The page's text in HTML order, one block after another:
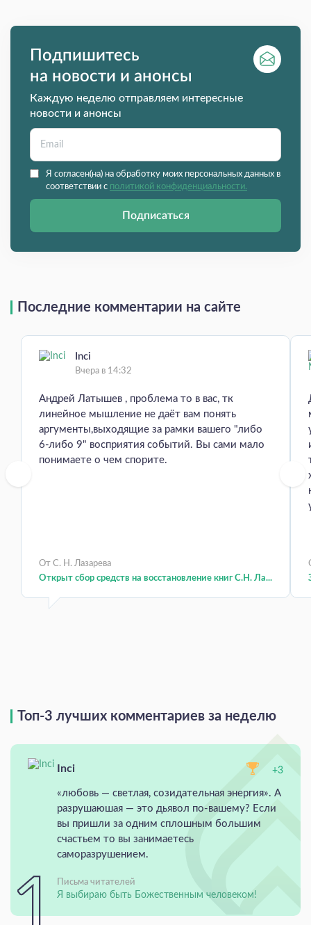
Подпишитесь
на новости и анонсы
Каждую неделю отправляем интересные
новости и анонсы
Я согласен(на) на обработку моих персональных данных в
соответствии с политикой конфиденциальности.
Подписаться
Последние комментарии на сайте
Inci
Вчера в 14:32
Андрей Латышев , проблема то в вас, тк
линейное мышление не даёт вам понять
аргументы,выходящие за рамки вашего "либо
6-либо 9" восприятия событий. Вы сами мало
понимаете о чем спорите.
От С. Н. Лазарева
Открыт сбор средств на восстановление книг С.Н. Ла...
Топ-3 лучших комментариев за неделю
Inci +3
«любовь — светлая, созидательная энергия». А
разрушаюшая — это дьявол по-вашему? Если
вы пришли за одним сплошным большим
счастьем то вы занимаетесь
саморазрушением.
Письма читателей
Я выбираю быть Божественным человеком!